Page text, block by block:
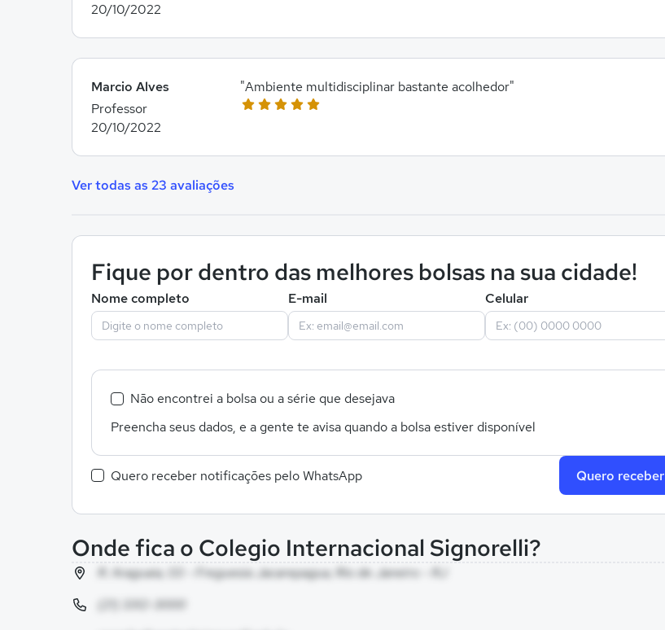
20/10/2022
Marcio Alves
Professor
20/10/2022
"Ambiente multidisciplinar bastante acolhedor"
Ver todas as 23 avaliações
Fique por dentro das melhores bolsas na sua cidade!
Nome completo E-mail Celular
Não encontrei a bolsa ou a série que desejava
Preencha seus dados, e a gente te avisa quando a bolsa estiver disponível
Quero receber notificações pelo WhatsApp Quero receber
Onde fica o Colegio Internacional Signorelli?
R. Araguaia, 03 - Freguesia Jacarepagua, Rio de Janeiro - RJ
(21) 3312-3000